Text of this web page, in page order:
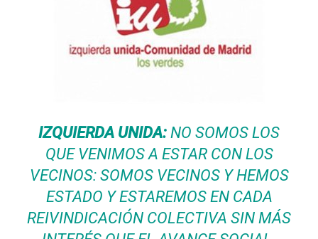
IZQUIERDA UNIDA: NO SOMOS LOS
QUE VENIMOS A ESTAR CON LOS
VECINOS: SOMOS VECINOS Y HEMOS
ESTADO Y ESTAREMOS EN CADA
REIVINDICACIÓN COLECTIVA SIN MÁS